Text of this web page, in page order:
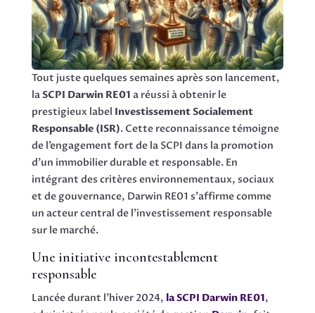
Tout juste quelques semaines après son lancement,
laSCPI Darwin RE01 a réussi à obtenir le
prestigieux label Investissement Socialement
Responsable (ISR). Cette reconnaissance témoigne
de l’engagement fort de la SCPI dans la promotion
d’un immobilier durable et responsable. En
intégrant des critères environnementaux, sociaux
et de gouvernance, Darwin RE01 s’affirme comme
un acteur central de l’investissement responsable
sur le marché.
Une initiative incontestablement
responsable
Lancée durant l’hiver 2024, la SCPI Darwin RE01,